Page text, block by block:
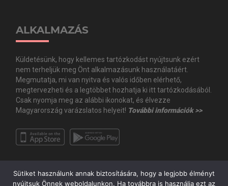
ALKALMAZÁS
Küldetésünk, hogy kellemes tartózkodást nyújtsunk ezért
nem terheljük meg Önt alkalmazásunk használatáért.
Megmutatja, mi van nyitva és valós időben elérhető,
megtervezheti és a legtöbbet hozhatja ki itt tartózkodásából.
Csak nyomja meg az alábbi ikonokat, és élvezze
Magyarország varázslatos helyeit! További információk >>
Sütiket használunk annak biztosítására, hogy a legjobb élményt
nyújtsuk Önnek weboldalunkon. Ha továbbra is használja ezt az